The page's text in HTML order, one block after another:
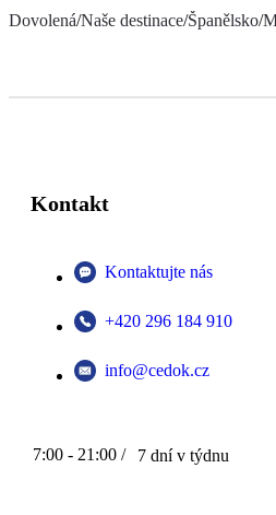
Dovolená/Naše destinace/Španělsko/
Kontakt
Kontaktujte nás
+420 296 184 910
info@cedok.cz
7:00 - 21:00 / 7 dní v týdnu